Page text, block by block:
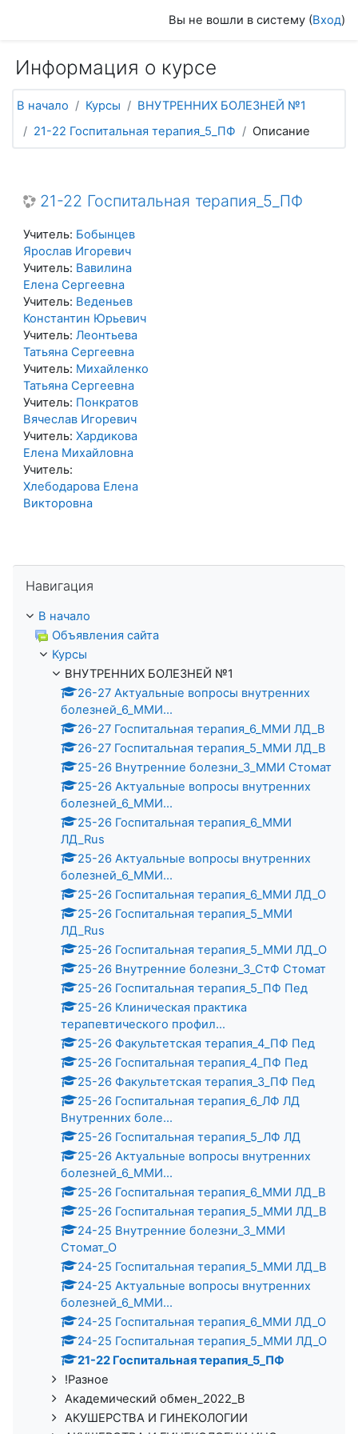
Вы не вошли в систему (Вход)
Информация о курсе
В начало Курсы
ВНУТРЕННИХ БОЛЕЗНЕЙ №1
21-22 Госпитальная терапия_5_ПФ
Описание
21-22 Госпитальная терапия_5_ПФ
Учитель: Бобынцев
Ярослав Игоревич
Учитель: Вавилина
Елена Сергеевна
Учитель: Веденьев
Константин Юрьевич
Учитель: Леонтьева
Татьяна Сергеевна
Учитель: Михайленко
Татьяна Сергеевна
Учитель: Понкратов
Вячеслав Игоревич
Учитель: Хардикова
Елена Михайловна
Учитель:
Хлебодарова Елена
Викторовна
Навигация
В начало
Объявления сайта
Курсы
ВНУТРЕННИХ БОЛЕЗНЕЙ №1
26-27 Актуальные вопросы внутренних
болезней_6_ММИ...
26-27 Госпитальная терапия_6_ММИ ЛД_В
26-27 Госпитальная терапия_5_ММИ ЛД_В
25-26 Внутренние болезни_3_ММИ Стомат
25-26 Актуальные вопросы внутренних
болезней_6_ММИ...
25-26 Госпитальная терапия_6_ММИ
ЛД_Rus
25-26 Актуальные вопросы внутренних
болезней_6_ММИ...
25-26 Госпитальная терапия_6_ММИ ЛД_О
25-26 Госпитальная терапия_5_ММИ
ЛД_Rus
25-26 Госпитальная терапия_5_ММИ ЛД_О
25-26 Внутренние болезни_3_СтФ Стомат
25-26 Госпитальная терапия_5_ПФ Пед
25-26 Клиническая практика
терапевтического профил...
25-26 Факультетская терапия_4_ПФ Пед
25-26 Госпитальная терапия_4_ПФ Пед
25-26 Факультетская терапия_3_ПФ Пед
25-26 Госпитальная терапия_6_ЛФ ЛД
Внутренних боле...
25-26 Госпитальная терапия_5_ЛФ ЛД
25-26 Актуальные вопросы внутренних
болезней_6_ММИ...
25-26 Госпитальная терапия_6_ММИ ЛД_В
25-26 Госпитальная терапия_5_ММИ ЛД_В
24-25 Внутренние болезни_3_ММИ
Стомат_О
24-25 Госпитальная терапия_5_ММИ ЛД_В
24-25 Актуальные вопросы внутренних
болезней_6_ММИ...
24-25 Госпитальная терапия_6_ММИ ЛД_О
24-25 Госпитальная терапия_5_ММИ ЛД_О
21-22 Госпитальная терапия_5_ПФ
!Разное
Академический обмен_2022_В
АКУШЕРСТВА И ГИНЕКОЛОГИИ